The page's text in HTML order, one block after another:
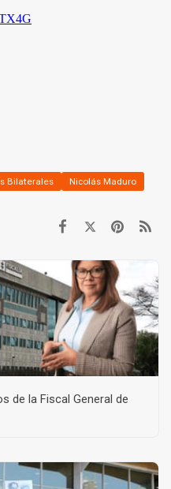
Bilaterales
Nicolás Maduro
de la Fiscal General de